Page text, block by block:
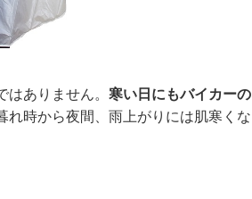
ありません。 寒い日にもバイカーの
れ時から夜間、雨上がりには肌寒くな